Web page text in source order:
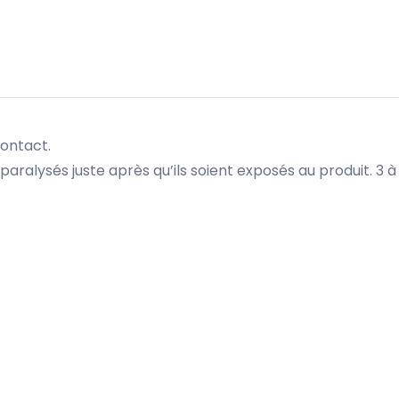
juste après qu’ils soient exposés au produit. 3